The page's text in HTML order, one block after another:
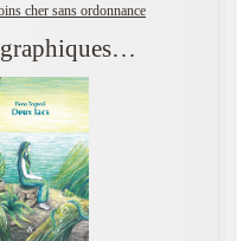
cher sans ordonnance
graphiques…